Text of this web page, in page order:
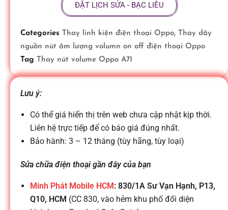
đ
i
ệ
n
t
h
ĐẶT LỊCH SỬA - BẠC LIÊU
Categories Thay linh kiện điện thoại Oppo, Thay dây
nguồn nút âm lượng volumn on off điện thoại Oppo
Tag Thay nút volume Oppo A71
Lưu ý:
Có thể giá hiển thị trên web chưa cập nhật kịp thời.
Liên hệ trực tiếp để có báo giá đúng nhất.
Bảo hành: 3 – 12 tháng (tùy hãng, tùy loại)
Sửa chữa điện thoại gần đây của bạn
Minh Phát Mobile HCM: 830/1A Sư Vạn Hạnh, P13,
Q10, HCM (CC 830, vào hẻm khu phố đối diện